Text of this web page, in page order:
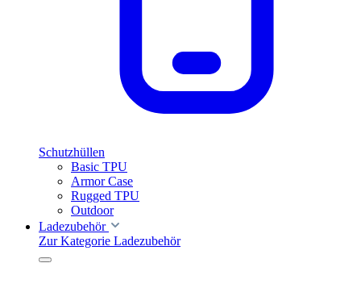
Schutzhüllen
Basic TPU
Armor Case
Rugged TPU
Outdoor
Ladezubehör
Zur Kategorie Ladezubehör